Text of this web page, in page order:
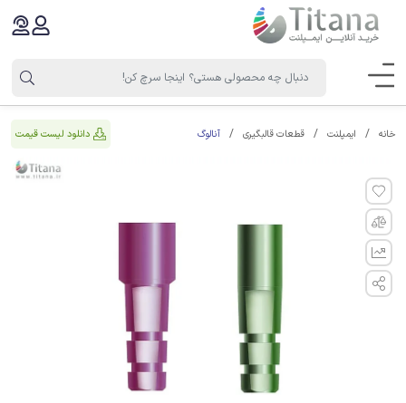
خانه ایمپلنت قطعات قالبگیری آنالوگ دانلود لیست قیمت